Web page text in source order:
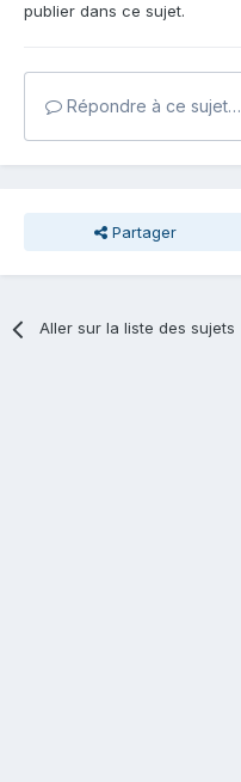
publier dans ce sujet.
Répondre à ce sujet…
Partager
Aller sur la liste des sujets